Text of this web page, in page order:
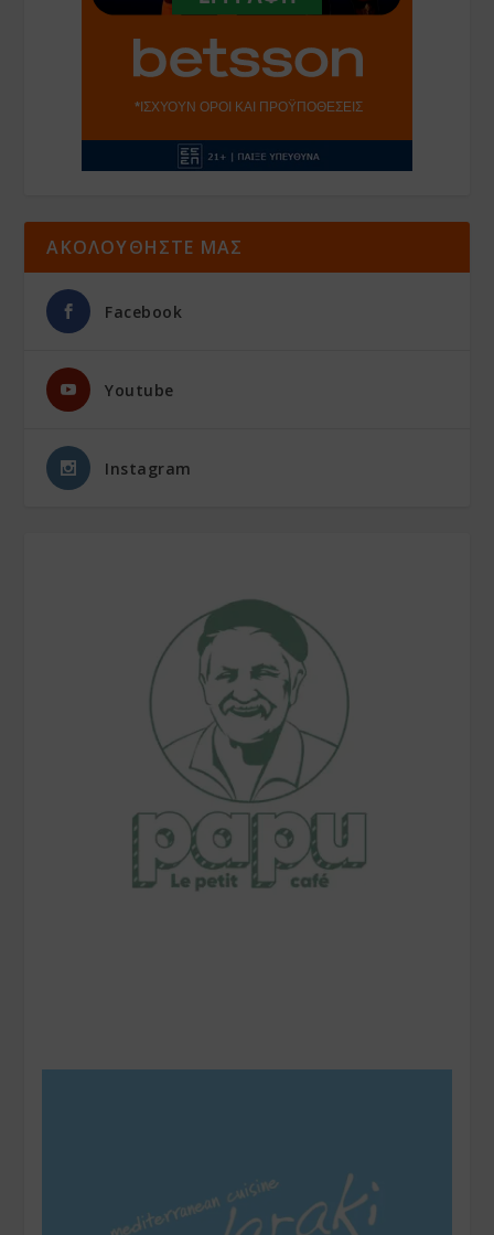
ΑΚΟΛΟΥΘΗΣΤΕ ΜΑΣ
Facebook
Youtube
Instagram